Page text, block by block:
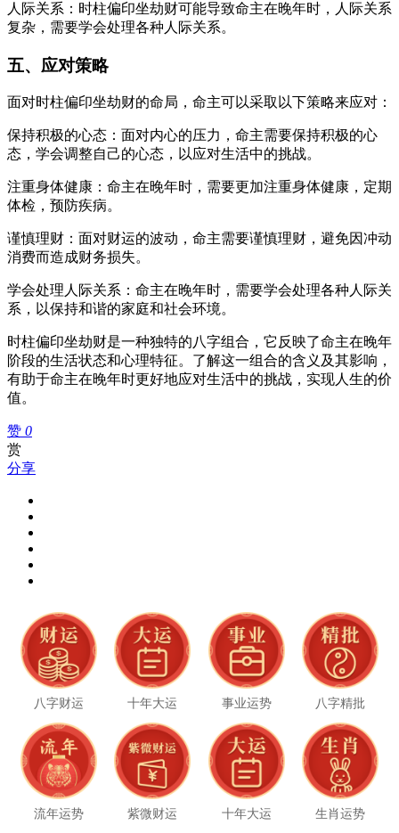
人际关系：时柱偏印坐劫财可能导致命主在晚年时，人际关系
复杂，需要学会处理各种人际关系。
五、应对策略
面对时柱偏印坐劫财的命局，命主可以采取以下策略来应对：
保持积极的心态：面对内心的压力，命主需要保持积极的心
态，学会调整自己的心态，以应对生活中的挑战。
注重身体健康：命主在晚年时，需要更加注重身体健康，定期
体检，预防疾病。
谨慎理财：面对财运的波动，命主需要谨慎理财，避免因冲动
消费而造成财务损失。
学会处理人际关系：命主在晚年时，需要学会处理各种人际关
系，以保持和谐的家庭和社会环境。
时柱偏印坐劫财是一种独特的八字组合，它反映了命主在晚年
阶段的生活状态和心理特征。了解这一组合的含义及其影响，
有助于命主在晚年时更好地应对生活中的挑战，实现人生的价
值。
赞 0
赏
分享
八字财运 十年大运 事业运势 八字精批
流年运势 紫微财运 十年大运 生肖运势